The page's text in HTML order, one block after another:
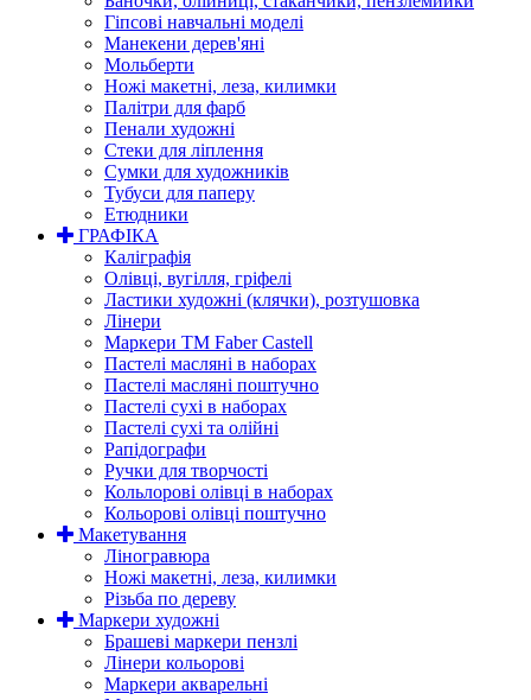
Гіпсові навчальні моделі
Манекени дерев'яні
Мольберти
Ножі макетні, леза, килимки
Палітри для фарб
Пенали художні
Стеки для ліплення
Сумки для художників
Тубуси для паперу
Етюдники
ГРАФІКА
Каліграфія
Олівці, вугілля, гріфелі
Ластики художні (клячки), розтушовка
Лінери
Маркери TM Faber Castell
Пастелі масляні в наборах
Пастелі масляні поштучно
Пастелі сухі в наборах
Пастелі сухі та олійні
Рапідографи
Ручки для творчості
Кольлорові олівці в наборах
Кольорові олівці поштучно
Макетування
Ліногравюра
Ножі макетні, леза, килимки
Різьба по дереву
Маркери художні
Брашеві маркери пензлі
Лінери кольорові
Маркери акварельні